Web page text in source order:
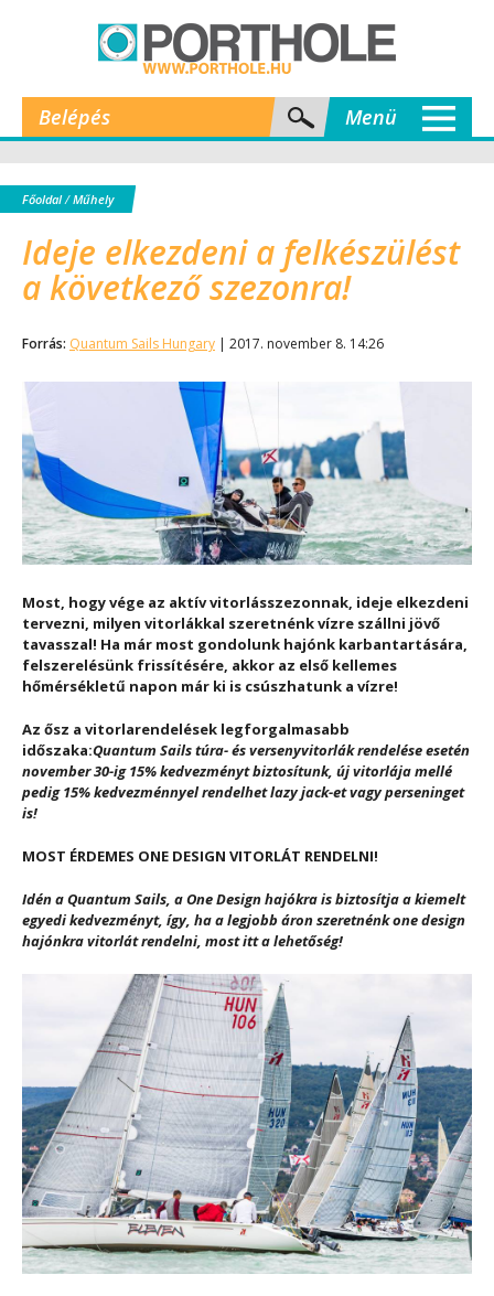
Belépés Menü
Főoldal/Műhely
Ideje elkezdeni a felkészülést
a következő szezonra!
Forrás: Quantum Sails Hungary | 2017. november 8. 14:26
Most, hogy vége az aktív vitorlásszezonnak, ideje elkezdeni
tervezni, milyen vitorlákkal szeretnénk vízre szállni jövő
tavasszal! Ha már most gondolunk hajónk karbantartására,
felszerelésünk frissítésére, akkor az első kellemes
hőmérsékletű napon már ki is csúszhatunk a vízre!
Az ősz a vitorlarendelések legforgalmasabb
időszaka:Quantum Sails túra- és versenyvitorlák rendelése esetén
november 30-ig 15% kedvezményt biztosítunk, új vitorlája mellé
pedig 15% kedvezménnyel rendelhet lazy jack-et vagy perseninget
is!
MOST ÉRDEMES ONE DESIGN VITORLÁT RENDELNI!
Idén a Quantum Sails, a One Design hajókra is biztosítja a kiemelt
egyedi kedvezményt, így, ha a legjobb áron szeretnénk one design
hajónkra vitorlát rendelni, most itt a lehetőség!